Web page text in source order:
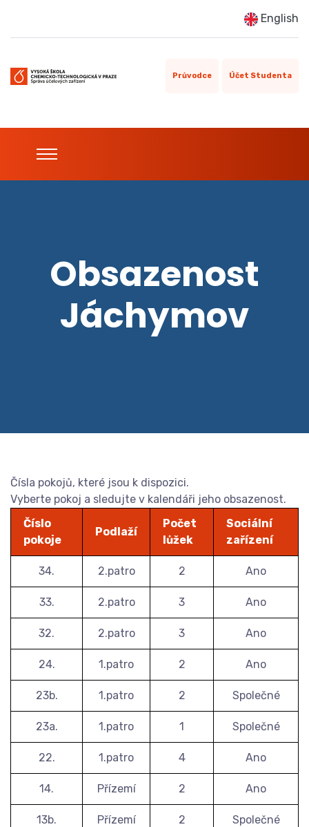
English
Průvodce Účet Studenta
Obsazenost
Jáchymov
Čísla pokojů, které jsou k dispozici.
Vyberte pokoj a sledujte v kalendáři jeho obsazenost.
Číslo
pokoje
Podlaží
Počet
lůžek
Sociální
zařízení
34. 2.patro 2 Ano
33. 2.patro 3 Ano
32. 2.patro 3 Ano
24. 1.patro 2 Ano
23b. 1.patro 2 Společné
23a. 1.patro 1 Společné
22. 1.patro 4 Ano
14. Přízemí 2 Ano
13b. Přízemí 2 Společné